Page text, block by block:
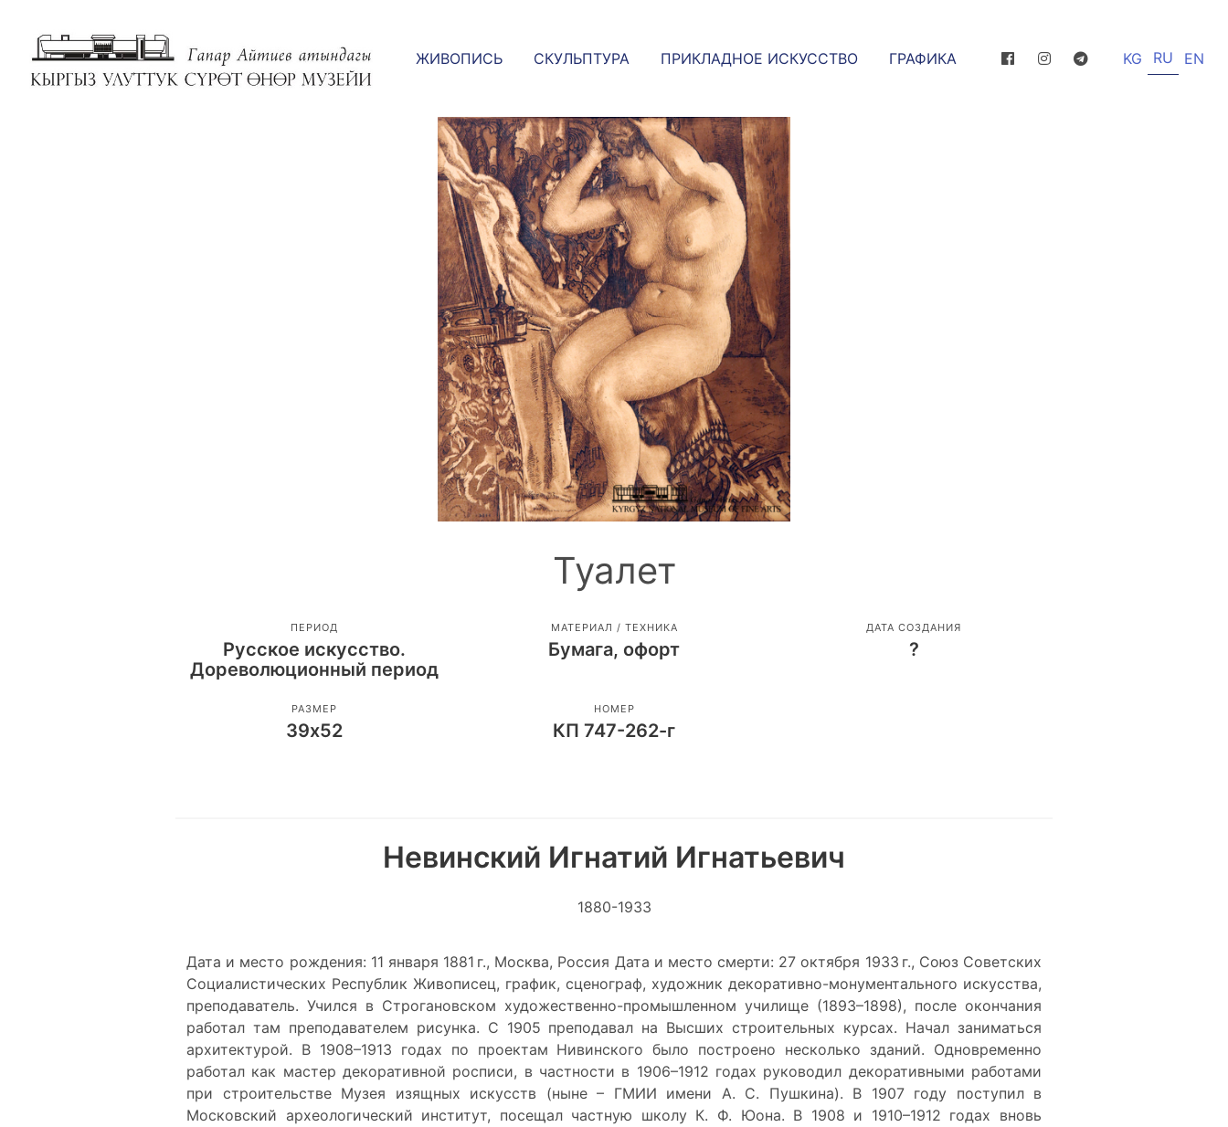
ЖИВОПИСЬ СКУЛЬПТУРА ПРИКЛАДНОЕ ИСКУССТВО ГРАФИКА KG RU EN
Туалет
ПЕРИОД
Русское искусство.
Дореволюционный период
МАТЕРИАЛ / ТЕХНИКА
Бумага, офорт
ДАТА СОЗДАНИЯ
?
РАЗМЕР
39х52
НОМЕР
КП 747-262-г
Невинский Игнатий Игнатьевич
1880-1933
Дата и место рождения: 11 января 1881 г., Москва, Россия Дата и место смерти: 27 октября 1933 г., Союз Советских
Социалистических Республик Живописец, график, сценограф, художник декоративно-монументального искусства,
преподаватель. Учился в Строгановском художественно-промышленном училище (1893–1898), после окончания
работал там преподавателем рисунка. С 1905 преподавал на Высших строительных курсах. Начал заниматься
архитектурой. В 1908–1913 годах по проектам Нивинского было построено несколько зданий. Одновременно
работал как мастер декоративной росписи, в частности в 1906–1912 годах руководил декоративными работами
при строительстве Музея изящных искусств (ныне – ГМИИ имени А. С. Пушкина). В 1907 году поступил в
Московский археологический институт, посещал частную школу К. Ф. Юона. В 1908 и 1910–1912 годах вновь